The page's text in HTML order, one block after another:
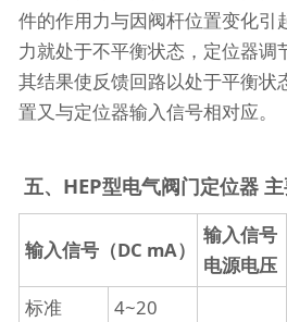
件的作用力与因阀杆位置变化引
力就处于不平衡状态，定位器调
其结果使反馈回路以处于平衡状
置又与定位器输入信号相对应。
五、HEP型电气阀门定位器
输入信号（DC mA）
输入信号
电源电压
标准 4~20